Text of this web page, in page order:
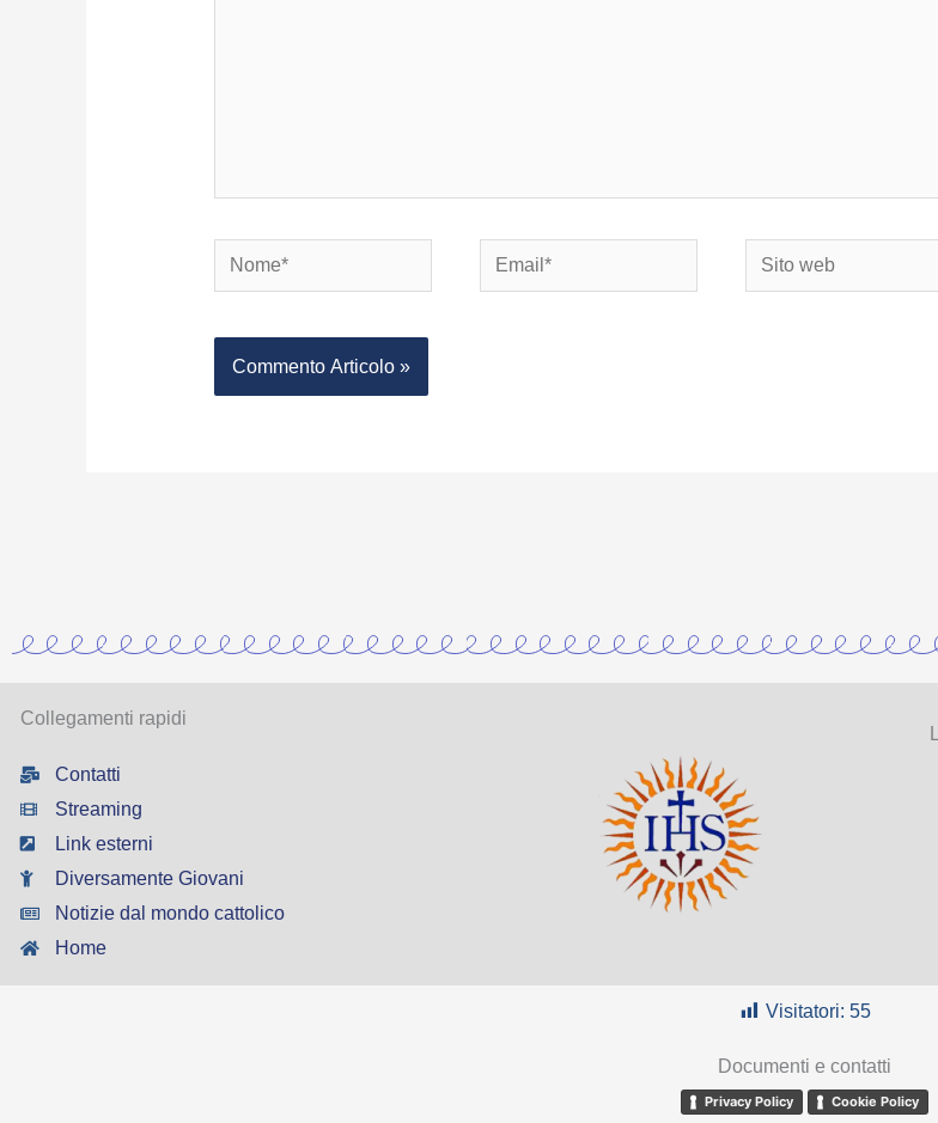
Nome* Email*
Sito
web
Collegamenti rapidi
Contatti
Streaming
Link esterni
Diversamente Giovani
Notizie dal mondo cattolico
Home
Visitatori: 55
Documenti e contatti
Privacy Policy Cookie Policy